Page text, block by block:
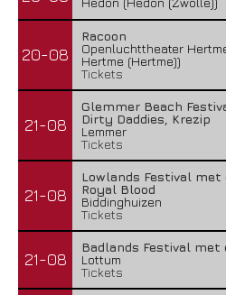
20-08
Racoon
Openluchttheater
Hertme (Hertme))
Tickets
21-08
Glemmer Beach
Dirty Daddies, Krezip
Lemmer
Tickets
21-08
Lowlands Festival met
Royal Blood
Biddinghuizen
Tickets
21-08
Badlands Festival met
Lottum
Tickets